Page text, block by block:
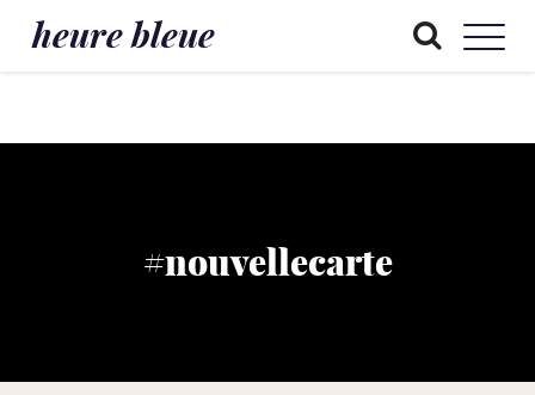
heure bleue
#nouvellecarte